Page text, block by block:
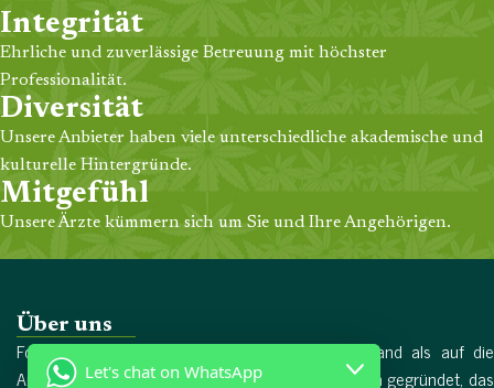
Integrität
Ehrliche und zuverlässige Betreuung mit höchster
Professionalität.
Diversität
Unsere Anbieter haben viele unterschiedliche akademische und
kulturelle Hintergründe.
Mitgefühl
Unsere Ärzte kümmern sich um Sie und Ihre Angehörigen.
Über uns
Forschungschemikalien wurde 2017 in Deutschland als auf die
Arzneimittelproduktion spezialisiertes Unternehmen gegründet, das
Let's chat on WhatsApp